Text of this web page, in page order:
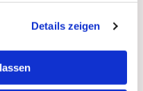
Details zeigen